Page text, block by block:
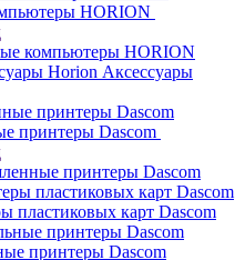
HORION
компьютеры HORION
Аксессуары
принтеры Dascom
принтеры Dascom
пластиковых карт Dascom
принтеры Dascom